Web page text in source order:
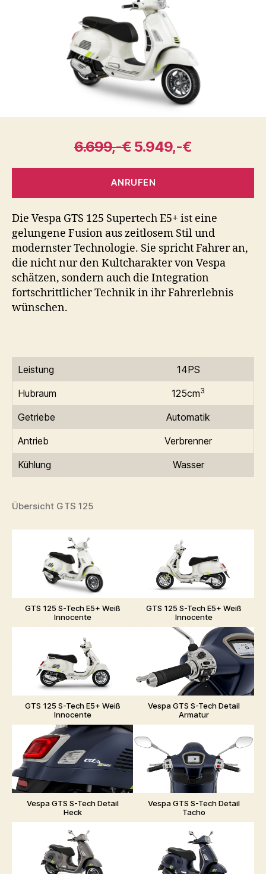
6.699,-€ 5.949,-€
ANRUFEN
Die Vespa GTS 125 Supertech E5+ ist eine
gelungene Fusion aus zeitlosem Stil und
modernster Technologie. Sie spricht Fahrer an,
die nicht nur den Kultcharakter von Vespa
schätzen, sondern auch die Integration
fortschrittlicher Technik in ihr Fahrerlebnis
wünschen.
Leistung
14PS
Hubraum
125cm3
Getriebe
Automatik
Antrieb
Verbrenner
Kühlung
Wasser
Übersicht GTS 125
GTS 125 S-Tech E5+ Weiß
Innocente
GTS 125 S-Tech E5+ Weiß
Innocente
GTS 125 S-Tech E5+ Weiß
Innocente
Vespa GTS S-Tech Detail
Armatur
Vespa GTS S-Tech Detail
Heck
Vespa GTS S-Tech Detail
Tacho